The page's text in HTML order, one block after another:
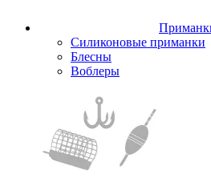
Силиконовые приманки
Блесны
Воблеры